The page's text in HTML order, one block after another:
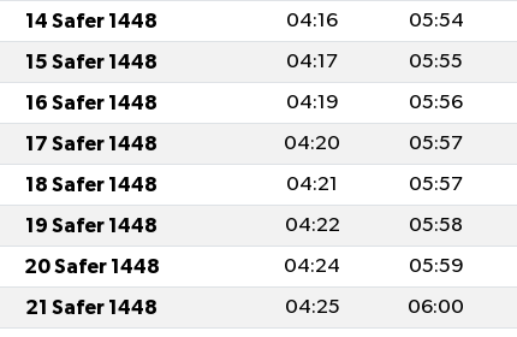
14 Safer 1448 04:16 05:54
15 Safer 1448 04:17 05:55
16 Safer 1448 04:19 05:56
17 Safer 1448 04:20 05:57
18 Safer 1448 04:21 05:57
19 Safer 1448 04:22 05:58
20 Safer 1448 04:24 05:59
21 Safer 1448 04:25 06:00